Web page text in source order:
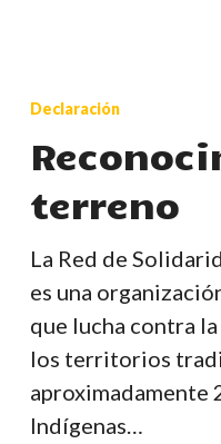
del
Declaración
terreno
La Red de
es una
que lucha contra
los territorios
aproximadamente
Indígenas…